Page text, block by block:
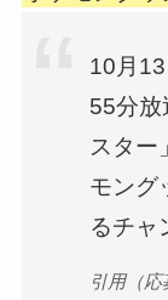
10月
55分放
スター
モング
るチャ
引用（応